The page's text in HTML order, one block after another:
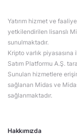
Hakkımızda
Yatırım hizmet ve
yetkilendirilen lisanslı
sunulmaktadır.
Kripto varlık
Satım Platformu A.Ş.
Sunulan hizmetlere
sağlanan Midas ve
sağlanmaktadır.